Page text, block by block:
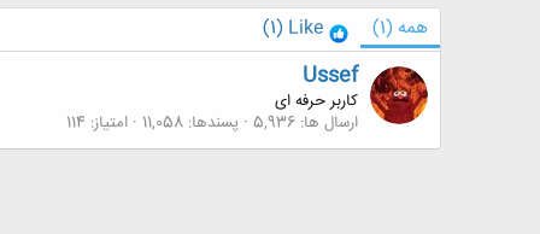
همه (1)
Like
(1)
Ussef
کاربر حرفه ای
ارسال ها 5,936 پسندها 11,058 امتیاز 114